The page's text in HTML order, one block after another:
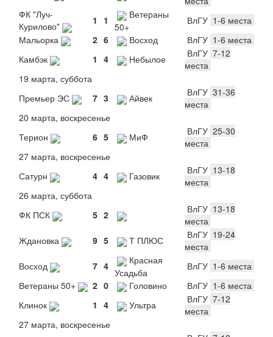
ФК "Луч-
Курилово"
1 1
Ветераны
50+
ВлГУ 1-6 места
Мальорка
2 6 Восход ВлГУ 1-6 места
Камбэк
1 4 Небылое ВлГУ 7-12
места
19 марта, суббота
Премьер ЭС
7 3 Айвек ВлГУ 31-36
места
20 марта, воскресенье
Терион
6 5 МиФ ВлГУ 25-30
места
27 марта, воскресенье
Сатурн
4 4 Газовик ВлГУ 13-18
места
26 марта, суббота
ФК ПСК
5 2 ВлГУ 13-18
места
Ждановка
9 5 Т ПЛЮС ВлГУ 19-24
места
Восход
7 4
Красная
Усадьба
ВлГУ 1-6 места
Ветераны 50+
2 0 Головино ВлГУ 1-6 места
Клинок
1 4 Ультра ВлГУ 7-12
места
27 марта, воскресенье